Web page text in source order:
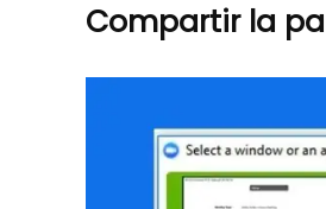
Compartir la